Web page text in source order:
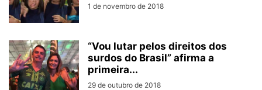
1 de novembro de 2018
“Vou lutar pelos direitos dos
surdos do Brasil” afirma a
primeira...
29 de outubro de 2018